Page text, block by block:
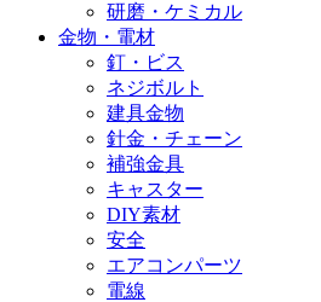
研磨・ケミカル
金物・電材
釘・ビス
ネジボルト
建具金物
針金・チェーン
補強金具
キャスター
DIY素材
安全
エアコンパーツ
電線